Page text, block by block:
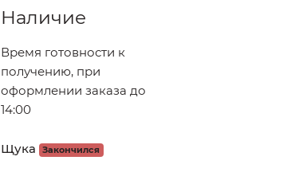
Наличие
Время готовности к
получению, при
оформлении заказа до
14:00
Щука Закончился